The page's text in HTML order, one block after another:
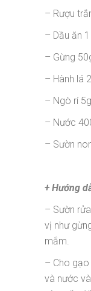
– Rượu
– Dầu ăn
– Gừng
– Hành lá
– Ngò rí 5g
– Nước
– Sườn
+ Hướng
– Sườn
vị như
mắm.
– Cho
và nước